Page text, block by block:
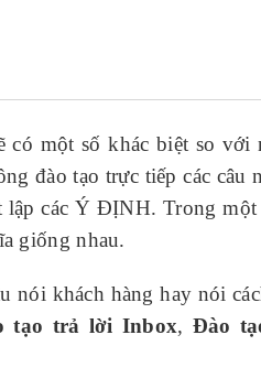
có một số khác biệt so với
đào tạo trực tiếp các câu
lập các Ý ĐỊNH. Trong
giống nhau.
nói khách hàng hay nói
tạo trả lời Inbox, Đào